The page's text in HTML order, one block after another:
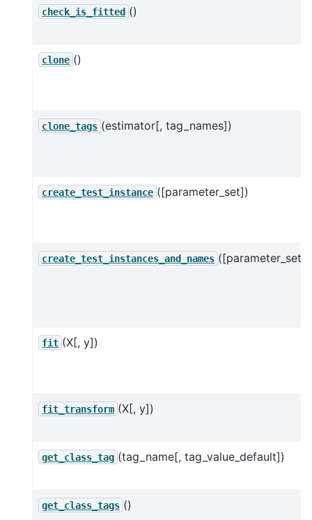
check_is_fitted ()
clone ()
clone_tags (estimator[, tag_names])
create_test_instance ([parameter_set])
create_test_instances_and_names ([parameter_set])
fit (X[, y])
fit_transform (X[, y])
get_class_tag (tag_name[, tag_value_default])
get_class_tags ()